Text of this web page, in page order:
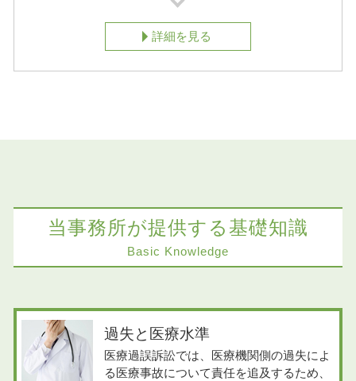
なくないでしょう。企業コンプライアンスの重要
性が叫ばれる今日では、法令（法律、政令、省
弁護士に相談することで、事件をより良い形で解
決することができます。
一人で問題を抱え込まず、まずは益満法律事務所
の方々が抱えているさまざまな問題を迅速・的確
に把握し、依頼者様のご意向に沿った解決を目指
して参ります。
詳細を見る
当事務所が提供する基礎知識
Basic Knowledge
過失と医療水準
医療過誤訴訟では、医療機関側の過失によ
る医療事故について責任を追及するため、